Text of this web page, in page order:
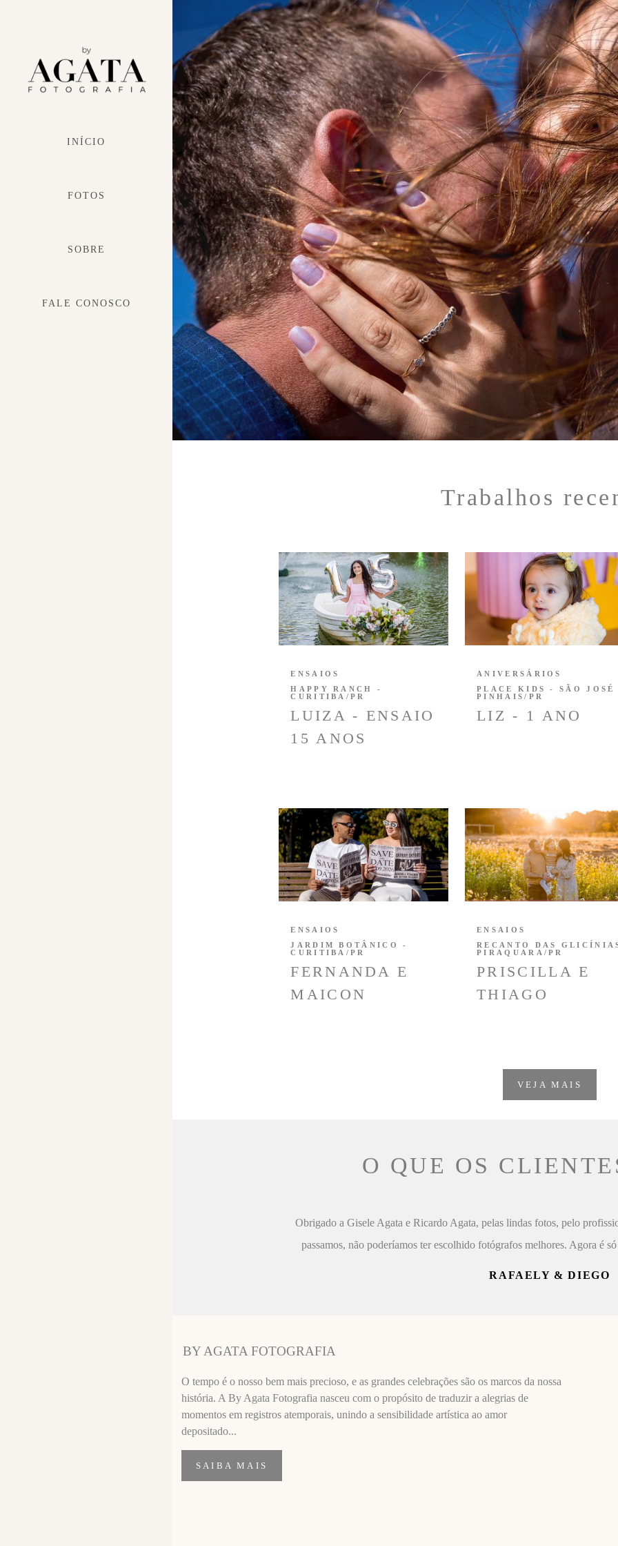
INÍCIO
FOTOS
SOBRE
FALE CONOSCO
Trabalhos
LUIZA - ENSAIO
15 ANOS
ENSAIOS
HAPPY RANCH -
CURITIBA/PR
LIZ - 1 ANO
ANIVERSÁRIOS
PLACE KIDS - SÃO JOSÉ
PINHAIS/PR
FERNANDA E
MAICON
ENSAIOS
JARDIM BOTÂNICO -
CURITIBA/PR
PRISCILLA E
THIAGO
ENSAIOS
RECANTO DAS
PIRAQUARA/PR
VEJA MAIS
O QUE OS
Obrigado a Gisele Agata e Ricardo Agata, pelas lindas fotos, pelo
passamos, não poderíamos ter escolhido fotógrafos melhores. Agora é
RAFAELY & DIEGO
BY AGATA FOTOGRAFIA
O tempo é o nosso bem mais precioso, e as grandes celebrações são os marcos da nossa
história. A By Agata Fotografia nasceu com o propósito de traduzir a alegrias de
momentos em registros atemporais, unindo a sensibilidade artística ao amor
depositado...
SAIBA MAIS